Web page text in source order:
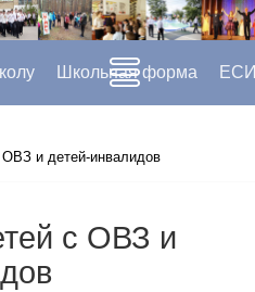
Школьная форма
и детей-инвалидов
с ОВЗ и